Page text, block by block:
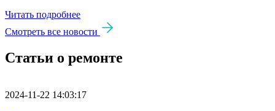
Читать подробнее
Смотреть все новости
Статьи о ремонте
2024-11-22 14:03:17